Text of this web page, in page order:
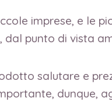
imprese, e le
dal punto di vista
salutare e
dunque,